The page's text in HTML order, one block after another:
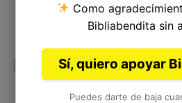
Reflexiones finales
Como
Bibliabendita sin
Sí, quiero apoyar
Puedes darte de baja